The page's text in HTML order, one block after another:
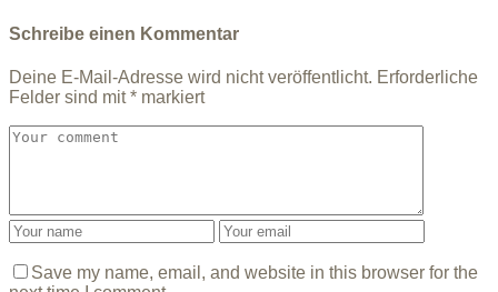
Schreibe einen Kommentar
Deine E-Mail-Adresse wird nicht veröffentlicht. Erforderliche
Felder sind mit* markiert
Save my name, email, and website in this browser for the